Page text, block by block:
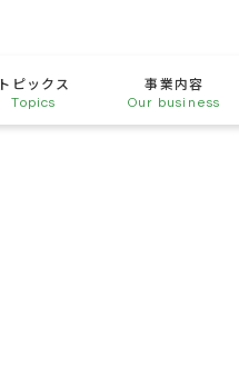
トピックス
Topics
事業内容
Our business
Chemicals Division